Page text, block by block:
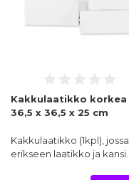
Kakkulaatikko korkea
36,5 x 36,5 x 25 cm
Kakkulaatikko (1kpl), jossa
erikseen laatikko ja kansi…